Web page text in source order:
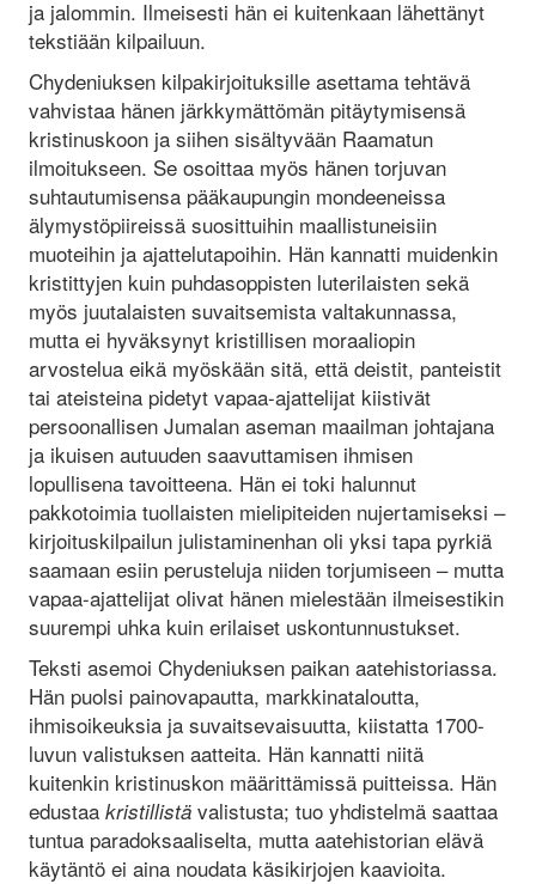
ja jalommin. Ilmeisesti hän ei kuitenkaan lähettänyt
tekstiään kilpailuun.
Chydeniuksen kilpakirjoituksille asettama tehtävä
vahvistaa hänen järkkymättömän pitäytymisensä
kristinuskoon ja siihen sisältyvään Raamatun
ilmoitukseen. Se osoittaa myös hänen torjuvan
suhtautumisensa pääkaupungin mondeeneissa
älymystöpiireissä suosittuihin maallistuneisiin
muoteihin ja ajattelutapoihin. Hän kannatti muidenkin
kristittyjen kuin puhdasoppisten luterilaisten sekä
myös juutalaisten suvaitsemista valtakunnassa,
mutta ei hyväksynyt kristillisen moraaliopin
arvostelua eikä myöskään sitä, että deistit, panteistit
tai ateisteina pidetyt vapaa-ajattelijat kiistivät
persoonallisen Jumalan aseman maailman johtajana
ja ikuisen autuuden saavuttamisen ihmisen
lopullisena tavoitteena. Hän ei toki halunnut
pakkotoimia tuollaisten mielipiteiden nujertamiseksi –
kirjoituskilpailun julistaminenhan oli yksi tapa pyrkiä
saamaan esiin perusteluja niiden torjumiseen – mutta
vapaa-ajattelijat olivat hänen mielestään ilmeisestikin
suurempi uhka kuin erilaiset uskontunnustukset.
Teksti asemoi Chydeniuksen paikan aatehistoriassa.
Hän puolsi painovapautta, markkinataloutta,
ihmisoikeuksia ja suvaitsevaisuutta, kiistatta 1700-
luvun valistuksen aatteita. Hän kannatti niitä
kuitenkin kristinuskon määrittämissä puitteissa. Hän
edustaa kristillistävalistusta; tuo yhdistelmä saattaa
tuntua paradoksaaliselta, mutta aatehistorian elävä
käytäntö ei aina noudata käsikirjojen kaavioita.